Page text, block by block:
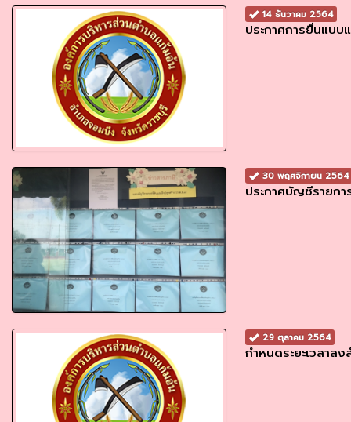
14 ธันวาคม 2564
ประกาศการยื่นแบบ
30 พฤศจิกายน 2564
ประกาศบัญชีรายก
29 ตุลาคม 2564
กำหนดระยะเวลาล